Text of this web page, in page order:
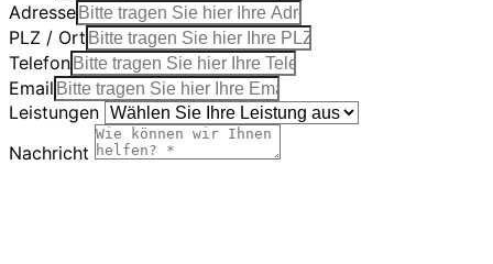
Adresse
PLZ / Ort
Telefon
Email
Leistungen
Nachricht